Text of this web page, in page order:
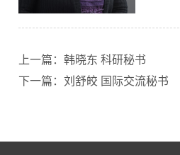
上一篇：韩晓东 科研秘书
下一篇：刘舒皎 国际交流秘书